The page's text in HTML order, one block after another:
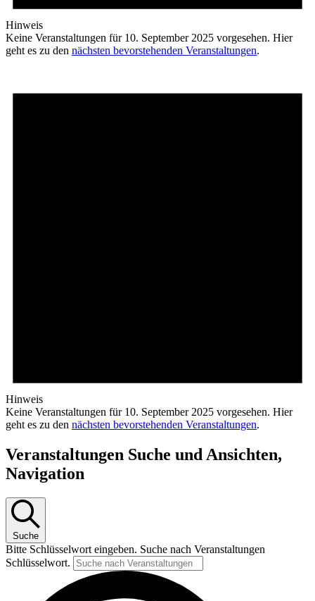
Hinweis
Keine Veranstaltungen für 10. September 2025 vorgesehen. Hier
geht es zu den nächsten bevorstehenden Veranstaltungen.
Hinweis
Keine Veranstaltungen für 10. September 2025 vorgesehen. Hier
geht es zu den nächsten bevorstehenden Veranstaltungen.
Veranstaltungen Suche und Ansichten,
Navigation
Suche
Bitte Schlüsselwort eingeben. Suche nach Veranstaltungen
Schlüsselwort.